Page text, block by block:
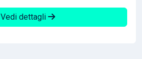
Vedi dettagli